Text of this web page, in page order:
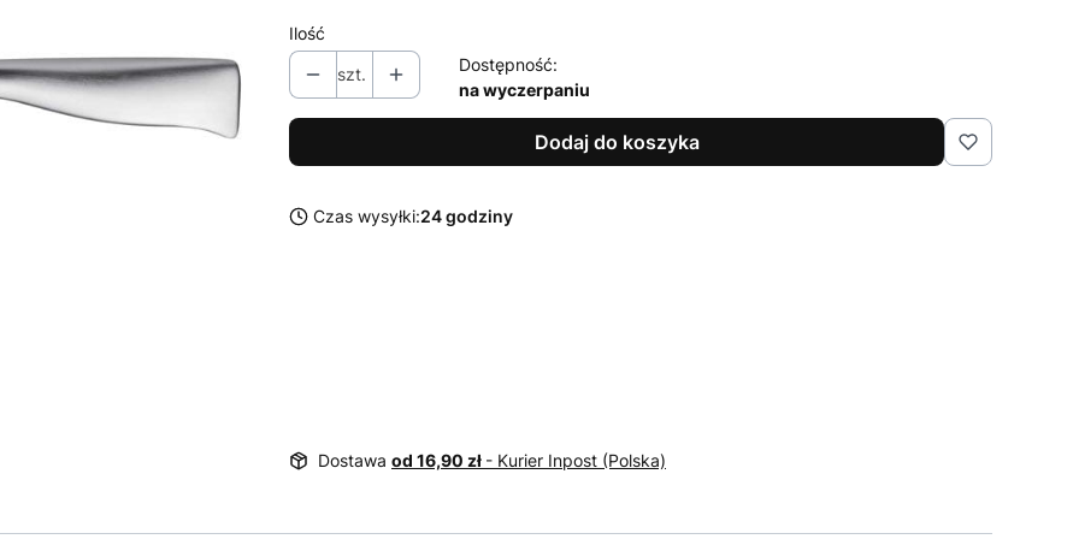
Ilość
szt.
Dostępność:
na wyczerpaniu
Dodaj do koszyka
Czas wysyłki:24 godziny
Dostawa od 16,90 zł - Kurier Inpost (Polska)